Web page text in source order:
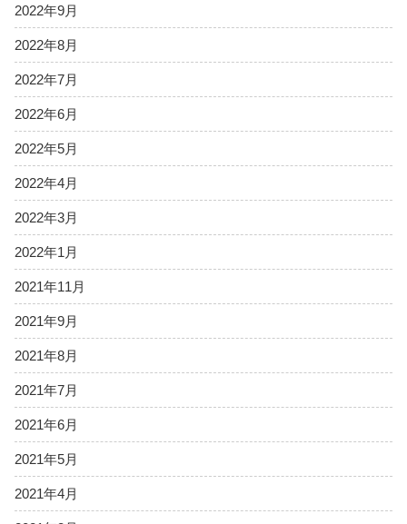
2022年9月
2022年8月
2022年7月
2022年6月
2022年5月
2022年4月
2022年3月
2022年1月
2021年11月
2021年9月
2021年8月
2021年7月
2021年6月
2021年5月
2021年4月